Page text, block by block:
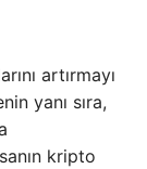
artırmayı
yanı sıra,
kripto